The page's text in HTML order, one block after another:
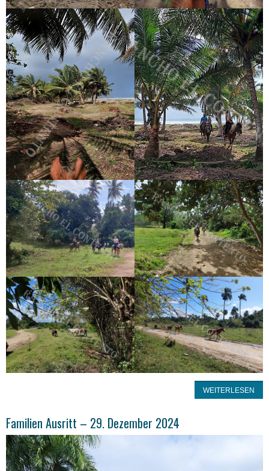
WEITERLESEN
Familien Ausritt – 29. Dezember 2024